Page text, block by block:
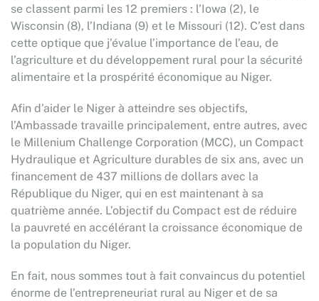
se classent parmi les 12 premiers : l’Iowa (2), le
Wisconsin (8), l’Indiana (9) et le Missouri (12). C’est dans
cette optique que j’évalue l’importance de l’eau, de
l’agriculture et du développement rural pour la sécurité
alimentaire et la prospérité économique au Niger.
Afin d’aider le Niger à atteindre ses objectifs,
l’Ambassade travaille principalement, entre autres, avec
le Millenium Challenge Corporation (MCC), un Compact
Hydraulique et Agriculture durables de six ans, avec un
financement de 437 millions de dollars avec la
République du Niger, qui en est maintenant à sa
quatrième année. L’objectif du Compact est de réduire
la pauvreté en accélérant la croissance économique de
la population du Niger.
En fait, nous sommes tout à fait convaincus du potentiel
énorme de l’entrepreneuriat rural au Niger et de sa